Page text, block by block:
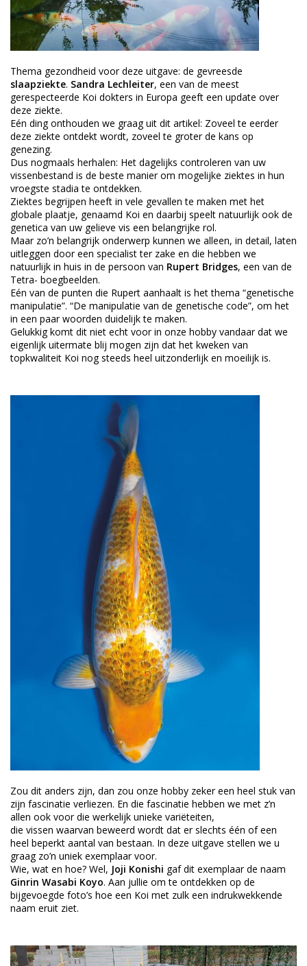
Thema gezondheid voor deze uitgave: de gevreesde
slaapziekte. Sandra Lechleiter, een van de meest
gerespecteerde Koi dokters in Europa geeft een update over
deze ziekte.
Eén ding onthouden we graag uit dit artikel: Zoveel te eerder
deze ziekte ontdekt wordt, zoveel te groter de kans op
genezing.
Dus nogmaals herhalen: Het dagelijks controleren van uw
vissenbestand is de beste manier om mogelijke ziektes in hun
vroegste stadia te ontdekken.
Ziektes begrijpen heeft in vele gevallen te maken met het
globale plaatje, genaamd Koi en daarbij speelt natuurlijk ook de
genetica van uw gelieve vis een belangrijke rol.
Maar zo’n belangrijk onderwerp kunnen we alleen, in detail, laten
uitleggen door een specialist ter zake en die hebben we
natuurlijk in huis in de persoon van Rupert Bridges, een van de
Tetra- boegbeelden.
Eén van de punten die Rupert aanhaalt is het thema “genetische
manipulatie”. “De manipulatie van de genetische code”, om het
in een paar woorden duidelijk te maken.
Gelukkig komt dit niet echt voor in onze hobby vandaar dat we
eigenlijk uitermate blij mogen zijn dat het kweken van
topkwaliteit Koi nog steeds heel uitzonderlijk en moeilijk is.
Zou dit anders zijn, dan zou onze hobby zeker een heel stuk van
zijn fascinatie verliezen. En die fascinatie hebben we met z’n
allen ook voor die werkelijk unieke variëteiten,
die vissen waarvan beweerd wordt dat er slechts één of een
heel beperkt aantal van bestaan. In deze uitgave stellen we u
graag zo’n uniek exemplaar voor.
Wie, wat en hoe? Wel, Joji Konishi gaf dit exemplaar de naam
Ginrin Wasabi Koyo. Aan jullie om te ontdekken op de
bijgevoegde foto’s hoe een Koi met zulk een indrukwekkende
naam eruit ziet.